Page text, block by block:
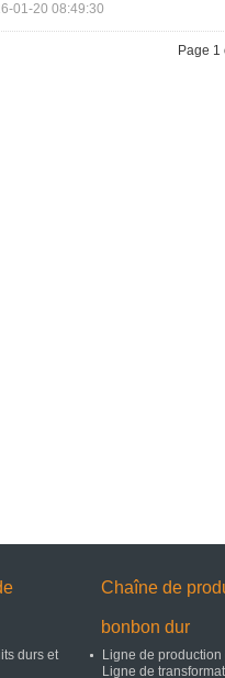
01-20 08:49:30
Page 1
durs et
Chaîne de
bonbon dur
Ligne de
Ligne de